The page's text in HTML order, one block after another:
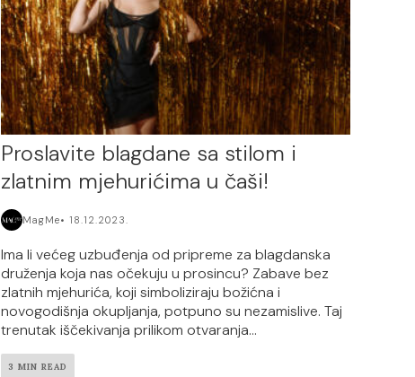
Proslavite blagdane sa stilom i
zlatnim mjehurićima u čaši!
MagMe 18.12.2023.
Ima li većeg uzbuđenja od pripreme za blagdanska
druženja koja nas očekuju u prosincu? Zabave bez
zlatnih mjehurića, koji simboliziraju božićna i
novogodišnja okupljanja, potpuno su nezamislive. Taj
trenutak iščekivanja prilikom otvaranja...
3 MIN READ